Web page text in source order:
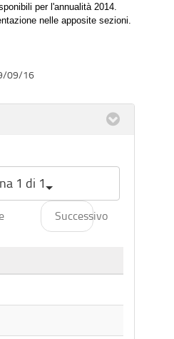
per l'annualità 2014.
nelle apposite sezioni.
09/16
1 di 1
Successivo